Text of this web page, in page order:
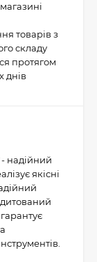
товарів з
складу
протягом
днів
надійний
якісні